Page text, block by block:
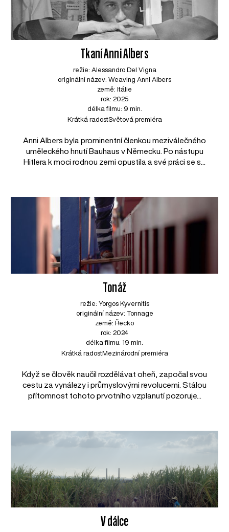
Tkaní Anni Albers
režie: Alessandro Del Vigna
originální název: Weaving Anni Albers
země: Itálie
rok: 2025
délka filmu: 9 min.
Krátká radostSvětová premiéra
Anni Albers byla prominentní členkou meziválečného
uměleckého hnutí Bauhaus v Německu. Po nástupu
Hitlera k moci rodnou zemi opustila a své práci se s...
Tonáž
režie: Yorgos Kyvernitis
originální název: Tonnage
země: Řecko
rok: 2024
délka filmu: 19 min.
Krátká radostMezinárodní premiéra
Když se člověk naučil rozdělávat oheň, započal svou
cestu za vynálezy i průmyslovými revolucemi. Stálou
přítomnost tohoto prvotního vzplanutí pozoruje...
V dálce